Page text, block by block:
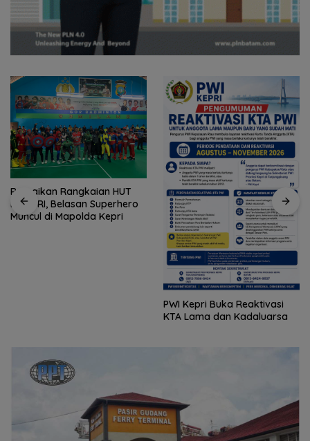
Ramaikan Rangkaian HUT
ke-81 RI, Belasan Superhero
Muncul di Mapolda Kepri
PWI Kepri Buka Reaktivasi
KTA Lama dan Kadaluarsa